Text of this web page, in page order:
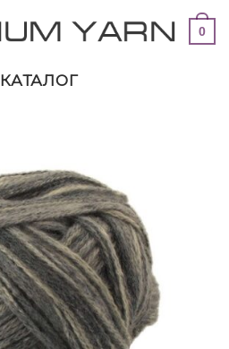
0
КАТАЛОГ